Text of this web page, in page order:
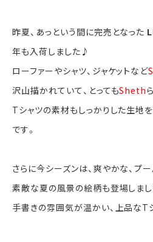
昨夏、あっという間に完売となった
年も入荷しました♪
ローファーやシャツ、ジャケットなど
沢山描かれていて、とってもSheth
Tシャツの素材もしっかりした生地
です。
さらに今シーズンは、爽やかな、プ
素敵な夏の風景の絵柄も登場しまし
手書きの雰囲気が温かい、上品なT